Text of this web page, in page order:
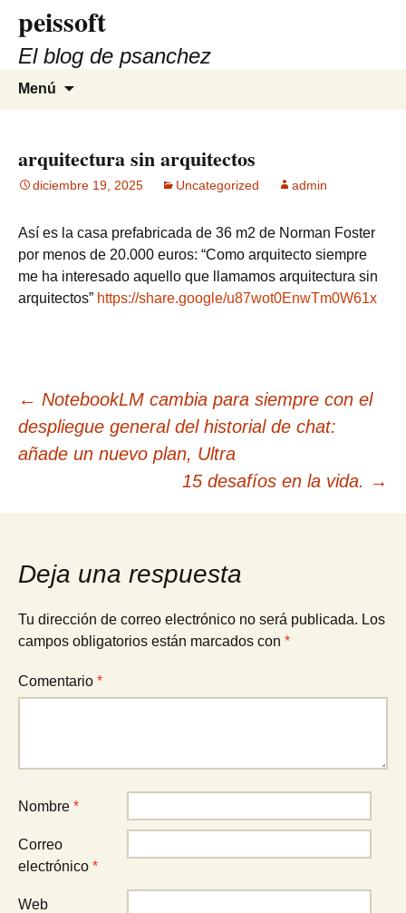
contenido
peissoft
El blog de psanchez
Menú
arquitectura sin arquitectos
diciembre 19, 2025 Uncategorized admin
Así es la casa prefabricada de 36 m2 de Norman Foster
por menos de 20.000 euros: “Como arquitecto siempre
me ha interesado aquello que llamamos arquitectura sin
arquitectos” https://share.google/u87wot0EnwTm0W61x
Navegación
de
entradas
← NotebookLM cambia para siempre con el
despliegue general del historial de chat:
añade un nuevo plan, Ultra
15 desafíos en la vida. →
Deja una respuesta
Tu dirección de correo electrónico no será publicada. Los
campos obligatorios están marcados con *
Comentario *
Nombre *
Correo
electrónico *
Web